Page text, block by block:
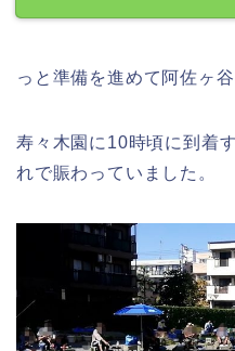
っと準備を進めて阿佐ヶ
寿々木園に10時頃に到着
れで賑わっていました。